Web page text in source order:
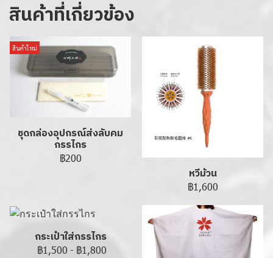
สินค้าที่เกี่ยวข้อง
สินค้าใหม่
ชุดกล่องอุปกรณ์ส่งลับคม
กรรไกร
฿200
หวีม้วน
฿1,600
กระเป๋าใส่กรรไกร
฿1,500 - ฿1,800